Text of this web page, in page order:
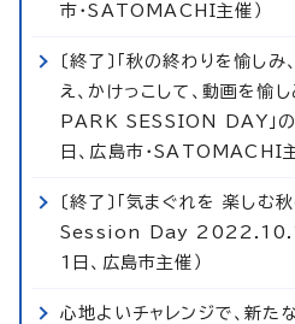
市・SATOMACHI主催）
〔終了〕「秋の終わりを愉し
え、かけっこして、動画を愉
PARK SESSION DAY」
日、広島市・SATOMACHI主
〔終了〕「気まぐれを 楽し
Session Day 2022.10.1
1日、広島市主催）
心地よいチャレンジで、新た